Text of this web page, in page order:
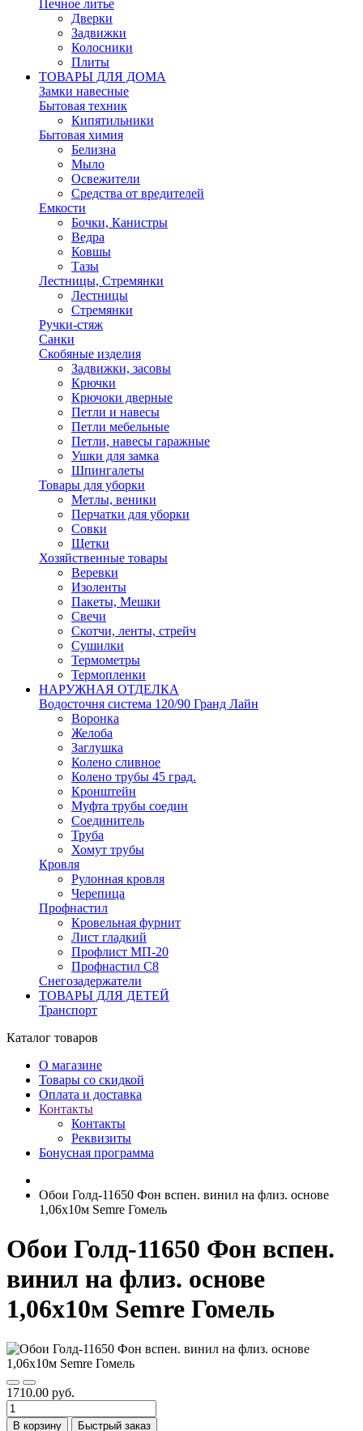
Печное литье
Дверки
Задвижки
Колосники
Плиты
ТОВАРЫ ДЛЯ ДОМА
Замки навесные
Бытовая техник
Кипятильники
Бытовая химия
Белизна
Мыло
Освежители
Средства от вредителей
Емкости
Бочки, Канистры
Ведра
Ковшы
Тазы
Лестницы, Стремянки
Лестницы
Стремянки
Ручки-стяж
Санки
Скобяные изделия
Задвижки, засовы
Крючки
Крючоки дверные
Петли и навесы
Петли мебельные
Петли, навесы гаражные
Ушки для замка
Шпингалеты
Товары для уборки
Метлы, веники
Перчатки для уборки
Совки
Щетки
Хозяйственные товары
Веревки
Изоленты
Пакеты, Мешки
Свечи
Скотчи, ленты, стрейч
Сушилки
Термометры
Термопленки
НАРУЖНАЯ ОТДЕЛКА
Водосточня система 120/90 Гранд Лайн
Воронка
Желоба
Заглушка
Колено сливное
Колено трубы 45 град.
Кронштейн
Муфта трубы соедин
Соединитель
Труба
Хомут трубы
Кровля
Рулонная кровля
Черепица
Профнастил
Кровельная фурнит
Лист гладкий
Профлист МП-20
Профнастил С8
Снегозадержатели
ТОВАРЫ ДЛЯ ДЕТЕЙ
Транспорт
Каталог товаров
О магазине
Товары со скидкой
Оплата и доставка
Контакты
Контакты
Реквизиты
Бонусная программа
Обои Голд-11650 Фон вспен. винил на флиз. основе
1,06х10м Semre Гомель
Обои Голд-11650 Фон вспен.
винил на флиз. основе
1,06х10м Semre Гомель
1710.00 руб.
В корзину Быстрый заказ